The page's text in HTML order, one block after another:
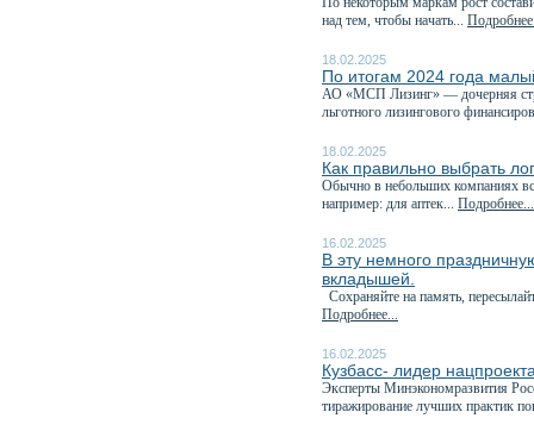
над тем, чтобы начать...
18.02.2025
По итогам 2024 года
АО «МСП Лизинг» — дочерняя
льготного лизингового
18.02.2025
Как правильно выбрать
Обычно в небольших компаниях
например: для аптек... Подробнее...
16.02.2025
В эту немного
вкладышей.
Сохраняйте на память,
Подробнее...
16.02.2025
Кузбасс- лидер
Эксперты Минэкономразвития
тиражирование лучших практик